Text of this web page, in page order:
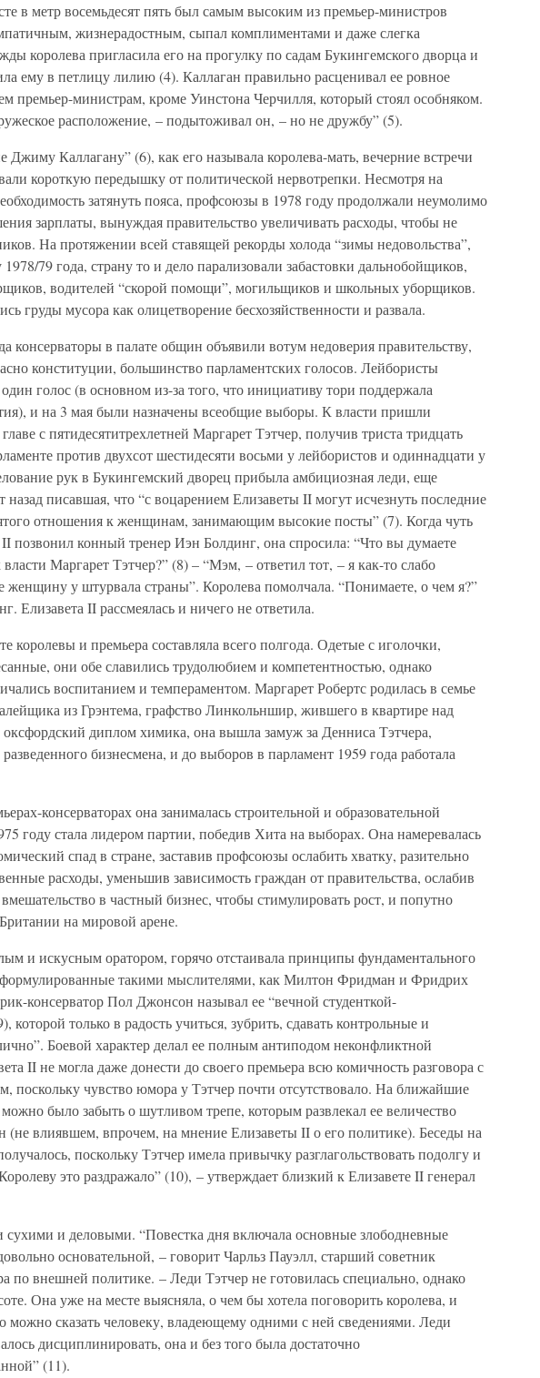
в метр восемьдесят пять был самым высоким из премьер-министров
жизнерадостным, сыпал комплиментами и даже слегка
королева пригласила его на прогулку по садам Букингемского дворца и
ему в петлицу лилию (4). Каллаган правильно расценивал ее ровное
премьер-министрам, кроме Уинстона Черчилля, который стоял особняком.
расположение, – подытоживал он, – но не дружбу” (5).
Джиму Каллагану” (6), как его называла королева-мать, вечерние встречи
короткую передышку от политической нервотрепки. Несмотря на
затянуть пояса, профсоюзы в 1978 году продолжали неумолимо
зарплаты, вынуждая правительство увеличивать расходы, чтобы не
На протяжении всей ставящей рекорды холода “зимы недовольства”,
79 года, страну то и дело парализовали забастовки дальнобойщиков,
водителей “скорой помощи”, могильщиков и школьных уборщиков.
груды мусора как олицетворение бесхозяйственности и развала.
консерваторы в палате общин объявили вотум недоверия правительству,
конституции, большинство парламентских голосов. Лейбористы
голос (в основном из-за того, что инициативу тори поддержала
и на 3 мая были назначены всеобщие выборы. К власти пришли
с пятидесятитрехлетней Маргарет Тэтчер, получив триста тридцать
против двухсот шестидесяти восьми у лейбористов и одиннадцати у
рук в Букингемский дворец прибыла амбициозная леди, еще
назад писавшая, что “с воцарением Елизаветы II могут исчезнуть последние
отношения к женщинам, занимающим высокие посты” (7). Когда чуть
позвонил конный тренер Иэн Болдинг, она спросила: “Что вы думаете
власти Маргарет Тэтчер?” (8) – “Мэм, – ответил тот, – я как-то слабо
женщину у штурвала страны”. Королева помолчала. “Понимаете, о чем я?”
Елизавета II рассмеялась и ничего не ответила.
королевы и премьера составляла всего полгода. Одетые с иголочки,
они обе славились трудолюбием и компетентностью, однако
воспитанием и темпераментом. Маргарет Робертс родилась в семье
из Грэнтема, графство Линкольншир, жившего в квартире над
диплом химика, она вышла замуж за Денниса Тэтчера,
бизнесмена, и до выборов в парламент 1959 года работала
консерваторах она занималась строительной и образовательной
году стала лидером партии, победив Хита на выборах. Она намеревалась
спад в стране, заставив профсоюзы ослабить хватку, разительно
расходы, уменьшив зависимость граждан от правительства, ослабив
вмешательство в частный бизнес, чтобы стимулировать рост, и попутно
на мировой арене.
и искусным оратором, горячо отстаивала принципы фундаментального
такими мыслителями, как Милтон Фридман и Фридрих
консерватор Пол Джонсон называл ее “вечной студенткой-
которой только в радость учиться, зубрить, сдавать контрольные и
Боевой характер делал ее полным антиподом неконфликтной
II не могла даже донести до своего премьера всю комичность разговора с
поскольку чувство юмора у Тэтчер почти отсутствовало. На ближайшие
было забыть о шутливом трепе, которым развлекал ее величество
(не влиявшем, впрочем, на мнение Елизаветы II о его политике). Беседы на
поскольку Тэтчер имела привычку разглагольствовать подолгу и
это раздражало” (10), – утверждает близкий к Елизавете II генерал
сухими и деловыми. “Повестка дня включала основные злободневные
основательной, – говорит Чарльз Пауэлл, старший советник
по внешней политике. – Леди Тэтчер не готовилась специально, однако
Она уже на месте выясняла, о чем бы хотела поговорить королева, и
можно сказать человеку, владеющему одними с ней сведениями. Леди
дисциплинировать, она и без того была достаточно
(11).